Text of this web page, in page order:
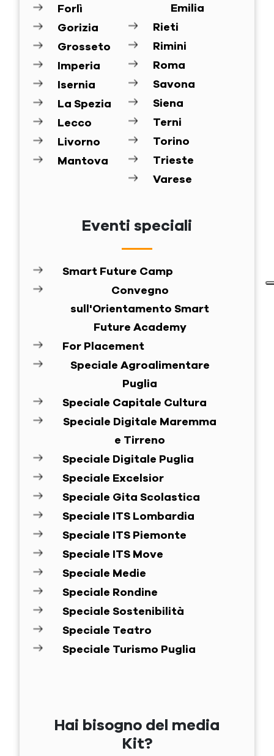
Forlì
Gorizia
Grosseto
Imperia
Isernia
La Spezia
Lecco
Livorno
Mantova
Emilia
Rieti
Rimini
Roma
Savona
Siena
Terni
Torino
Trieste
Varese
Eventi speciali
Smart Future Camp
Convegno
sull'Orientamento Smart
Future Academy
For Placement
Speciale Agroalimentare
Puglia
Speciale Capitale Cultura
Speciale Digitale Maremma
e Tirreno
Speciale Digitale Puglia
Speciale Excelsior
Speciale Gita Scolastica
Speciale ITS Lombardia
Speciale ITS Piemonte
Speciale ITS Move
Speciale Medie
Speciale Rondine
Speciale Sostenibilità
Speciale Teatro
Speciale Turismo Puglia
Hai bisogno del media
Kit?